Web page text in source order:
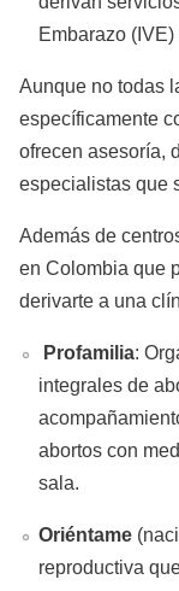
Embarazo
Aunque no todas
específicamente
ofrecen asesoría,
especialistas que
Además de
en Colombia que
derivarte a una
Profamilia:
integrales de
abortos con
sala.
Oriéntame
reproductiva